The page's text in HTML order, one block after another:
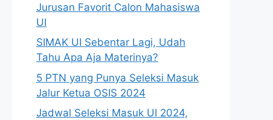
Jurusan Favorit Calon Mahasiswa
UI
SIMAK UI Sebentar Lagi, Udah
Tahu Apa Aja Materinya?
5 PTN yang Punya Seleksi Masuk
Jalur Ketua OSIS 2024
Jadwal Seleksi Masuk UI 2024,